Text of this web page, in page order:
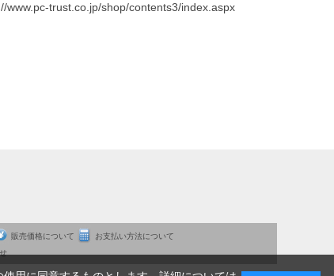
www.pc-trust.co.jp/shop/contents3/index.aspx
販売価格について
お支払い方法について